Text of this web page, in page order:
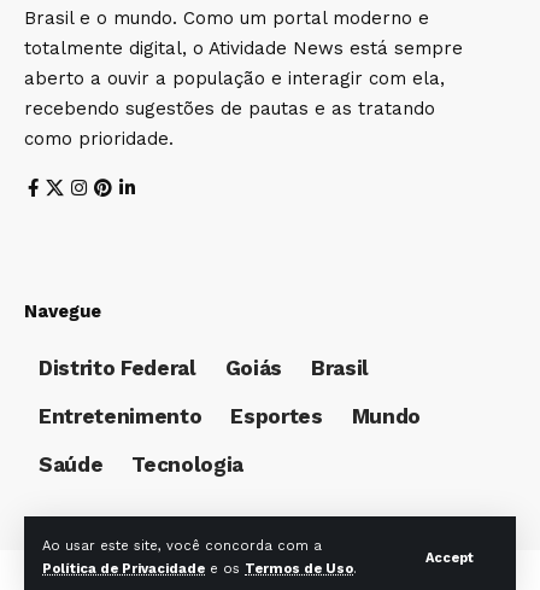
Ao usar este site, você concorda com a
Política de Privacidade e os Termos de Uso.
Accept
Brasil e o mundo. Como um portal moderno e
totalmente digital, o Atividade News está sempre
aberto a ouvir a população e interagir com ela,
recebendo sugestões de pautas e as tratando
como prioridade.
Navegue
Distrito Federal Goiás
Brasil
Entretenimento
Esportes
Mundo
Saúde
Tecnologia
© Foxiz News Network. Ruby Design Company. All Rights Reserved.